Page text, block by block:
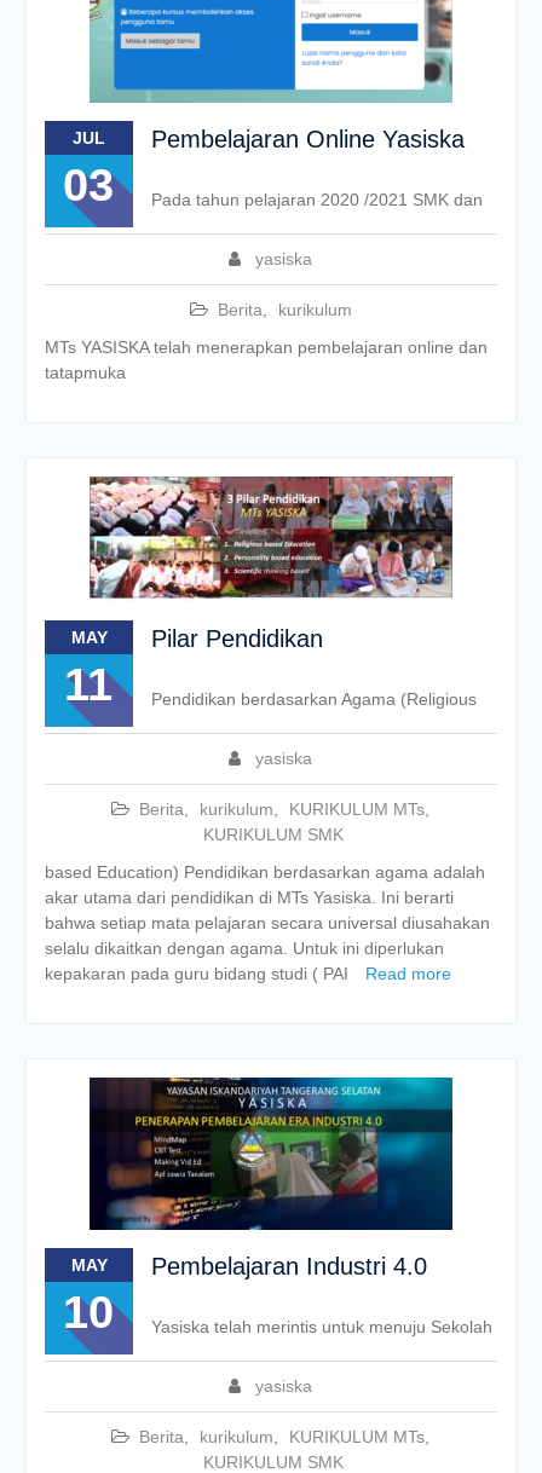
JUL
03
Pembelajaran Online Yasiska
yasiska
Berita kurikulum
Pada tahun pelajaran 2020 /2021 SMK dan
MTs YASISKA telah menerapkan pembelajaran online dan
tatapmuka
MAY
11
Pilar Pendidikan
yasiska
Berita kurikulum KURIKULUM MTs
KURIKULUM SMK
Pendidikan berdasarkan Agama (Religious
based Education) Pendidikan berdasarkan agama adalah
akar utama dari pendidikan di MTs Yasiska. Ini berarti
bahwa setiap mata pelajaran secara universal diusahakan
selalu dikaitkan dengan agama. Untuk ini diperlukan
kepakaran pada guru bidang studi ( PAI
Read more
MAY
10
Pembelajaran Industri 4.0
yasiska
Berita kurikulum KURIKULUM MTs
KURIKULUM SMK
Yasiska telah merintis untuk menuju Sekolah